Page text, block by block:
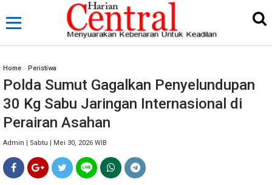
Home » Peristiwa
Polda Sumut Gagalkan Penyelundupan
30 Kg Sabu Jaringan Internasional di
Perairan Asahan
Admin | Sabtu | Mei 30, 2026 WIB